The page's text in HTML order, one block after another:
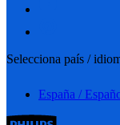
Selecciona país /
España /